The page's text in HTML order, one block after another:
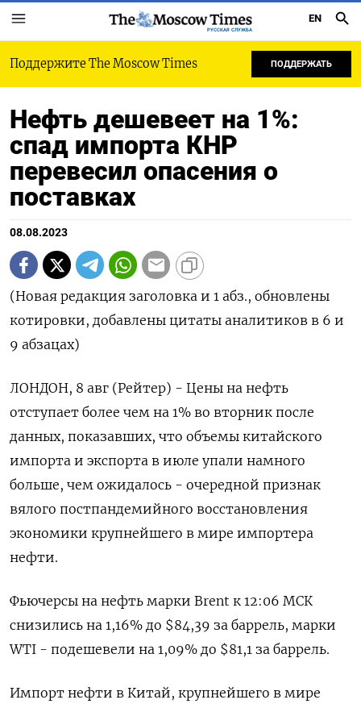
РУССКАЯ СЛУЖБА
EN
Поддержите The Moscow Times ПОДДЕРЖАТЬ
Нефть дешевеет на 1%:
спад импорта КНР
перевесил опасения о
поставках
08.08.2023
(Новая редакция заголовка и 1 абз., обновлены
котировки, добавлены цитаты аналитиков в 6 и
9 абзацах)
ЛОНДОН, 8 авг (Рейтер) - Цены на нефть
отступает более чем на 1% во вторник после
данных, показавших, что объемы китайского
импорта и экспорта в июле упали намного
больше, чем ожидалось - очередной признак
вялого постпандемийного восстановления
экономики крупнейшего в мире импортера
нефти.
Фьючерсы на нефть марки Brent к 12:06 МСК
снизились на 1,16% до $84,39 за баррель, марки
WTI - подешевели на 1,09% до $81,1 за баррель.
Импорт нефти в Китай, крупнейшего в мире